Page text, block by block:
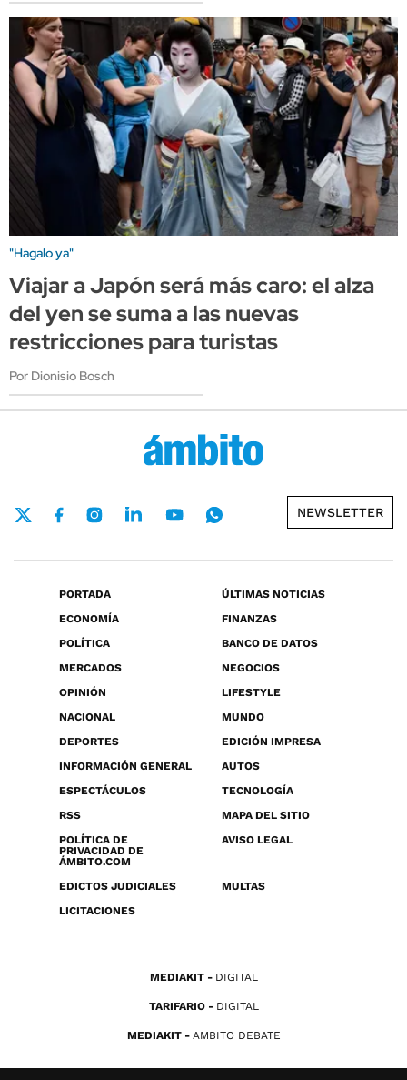
"Hagalo ya"
Viajar a Japón será más caro: el alza
del yen se suma a las nuevas
restricciones para turistas
Por Dionisio Bosch
NEWSLETTER
PORTADA
ÚLTIMAS NOTICIAS
ECONOMÍA
FINANZAS
POLÍTICA
BANCO DE DATOS
MERCADOS
NEGOCIOS
OPINIÓN
LIFESTYLE
NACIONAL
MUNDO
DEPORTES
EDICIÓN IMPRESA
INFORMACIÓN GENERAL
AUTOS
ESPECTÁCULOS
TECNOLOGÍA
RSS
MAPA DEL SITIO
POLÍTICA DE
PRIVACIDAD DE
ÁMBITO.COM
AVISO LEGAL
EDICTOS JUDICIALES
MULTAS
LICITACIONES
MEDIAKIT DIGITAL
TARIFARIO DIGITAL
MEDIAKIT AMBITO DEBATE